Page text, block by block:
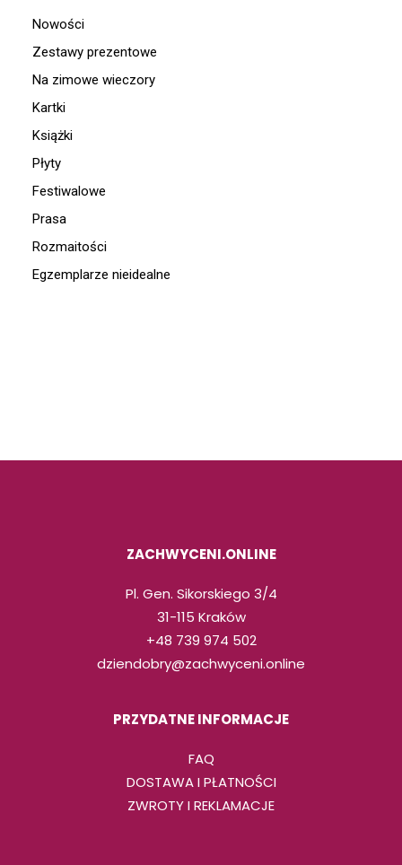
Nowości
Zestawy prezentowe
Na zimowe wieczory
Kartki
Książki
Płyty
Festiwalowe
Prasa
Rozmaitości
Egzemplarze nieidealne
ZACHWYCENI.ONLINE
Pl. Gen. Sikorskiego 3/4
31-115 Kraków
+48 739 974 502
dziendobry@zachwyceni.online
PRZYDATNE INFORMACJE
FAQ
DOSTAWA I PŁATNOŚCI
ZWROTY I REKLAMACJE